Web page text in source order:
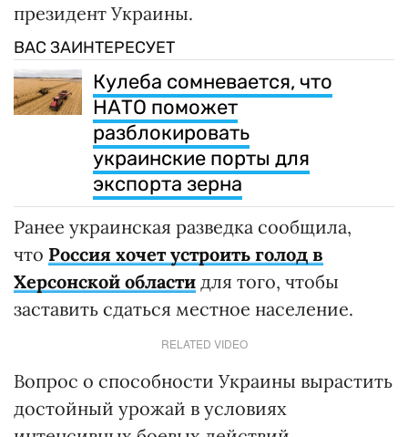
президент Украины.
ВАС ЗАИНТЕРЕСУЕТ
Кулеба сомневается, что
НАТО поможет
разблокировать
украинские порты для
экспорта зерна
Ранее украинская разведка сообщила,
что Россия хочет устроить голод в
Херсонской области для того, чтобы
заставить сдаться местное население.
RELATED VIDEO
Вопрос о способности Украины вырастить
достойный урожай в условиях